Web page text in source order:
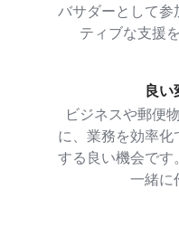
バサダーとして参
ティブな支援
良い
ビジネスや郵便
に、業務を効率
する良い機会です
一緒に